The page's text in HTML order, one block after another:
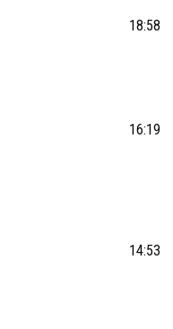
18:58
16:19
14:53